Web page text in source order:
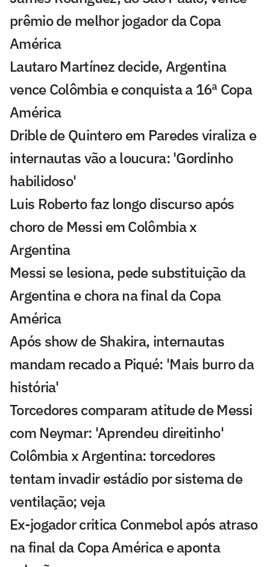
prêmio de melhor jogador da Copa
América
Lautaro Martínez decide, Argentina
vence Colômbia e conquista a 16ª Copa
América
Drible de Quintero em Paredes viraliza e
internautas vão a loucura: 'Gordinho
habilidoso'
Luis Roberto faz longo discurso após
choro de Messi em Colômbia x
Argentina
Messi se lesiona, pede substituição da
Argentina e chora na final da Copa
América
Após show de Shakira, internautas
mandam recado a Piqué: 'Mais burro da
história'
Torcedores comparam atitude de Messi
com Neymar: 'Aprendeu direitinho'
Colômbia x Argentina: torcedores
tentam invadir estádio por sistema de
ventilação; veja
Ex-jogador critica Conmebol após atraso
na final da Copa América e aponta